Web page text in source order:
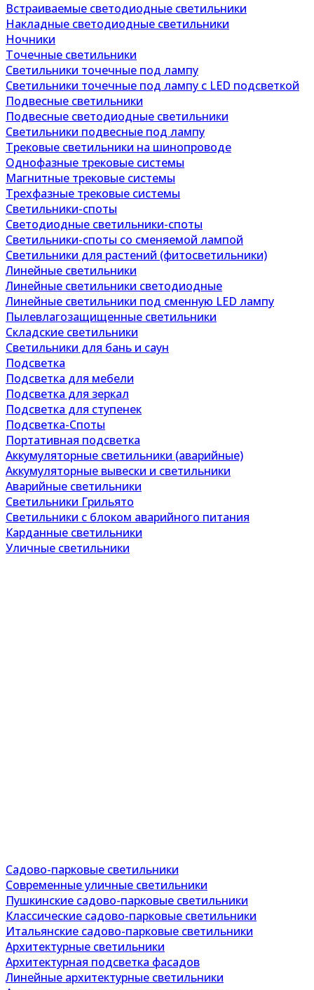
Встраиваемые светодиодные светильники
Накладные светодиодные светильники
Ночники
Точечные светильники
Светильники точечные под лампу
Светильники точечные под лампу с LED подсветкой
Подвесные светильники
Подвесные светодиодные светильники
Светильники подвесные под лампу
Трековые светильники на шинопроводе
Однофазные трековые системы
Магнитные трековые системы
Трехфазные трековые системы
Светильники-споты
Светодиодные светильники-споты
Светильники-споты со сменяемой лампой
Светильники для растений (фитосветильники)
Линейные светильники
Линейные светильники светодиодные
Линейные светильники под сменную LED лампу
Пылевлагозащищенные светильники
Складские светильники
Светильники для бань и саун
Подсветка
Подсветка для мебели
Подсветка для зеркал
Подсветка для ступенек
Подсветка-Споты
Портативная подсветка
Аккумуляторные светильники (аварийные)
Аккумуляторные вывески и светильники
Аварийные светильники
Светильники Грильято
Светильники с блоком аварийного питания
Карданные светильники
Уличные светильники
Садово-парковые светильники
Современные уличные светильники
Пушкинские садово-парковые светильники
Классические садово-парковые светильники
Итальянские садово-парковые светильники
Архитектурные светильники
Архитектурная подсветка фасадов
Линейные архитектурные светильники